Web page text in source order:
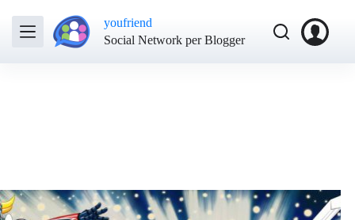
youfriend
Social Network per Blogger